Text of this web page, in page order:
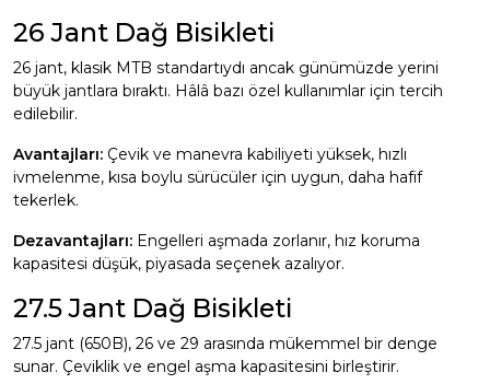
26 Jant Dağ Bisikleti
26 jant, klasik MTB standartıydı ancak günümüzde yerini
büyük jantlara bıraktı. Hâlâ bazı özel kullanımlar için tercih
edilebilir.
Avantajları: Çevik ve manevra kabiliyeti yüksek, hızlı
ivmelenme, kısa boylu sürücüler için uygun, daha hafif
tekerlek.
Dezavantajları: Engelleri aşmada zorlanır, hız koruma
kapasitesi düşük, piyasada seçenek azalıyor.
27.5 Jant Dağ Bisikleti
27.5 jant (650B), 26 ve 29 arasında mükemmel bir denge
sunar. Çeviklik ve engel aşma kapasitesini birleştirir.